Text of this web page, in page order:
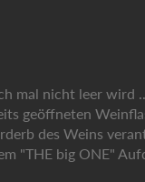
mal nicht leer wird
geöffneten
des Weins
"THE big ONE"